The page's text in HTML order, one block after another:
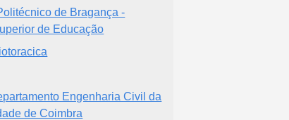
de Bragança -
de Educação
Engenharia Civil da
de Coimbra